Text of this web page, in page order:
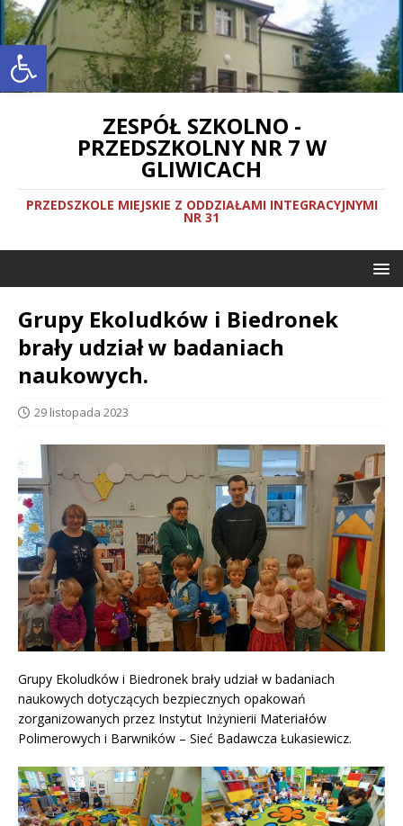
Otwórz pasek narzędzi
ZESPÓŁ SZKOLNO -
PRZEDSZKOLNY NR 7 W
GLIWICACH
PRZEDSZKOLE MIEJSKIE Z ODDZIAŁAMI INTEGRACYJNYMI
NR 31
Grupy Ekoludków i Biedronek
brały udział w badaniach
naukowych.
29 listopada 2023
Grupy Ekoludków i Biedronek brały udział w badaniach
naukowych dotyczących bezpiecznych opakowań
zorganizowanych przez Instytut Inżynierii Materiałów
Polimerowych i Barwników – Sieć Badawcza Łukasiewicz.